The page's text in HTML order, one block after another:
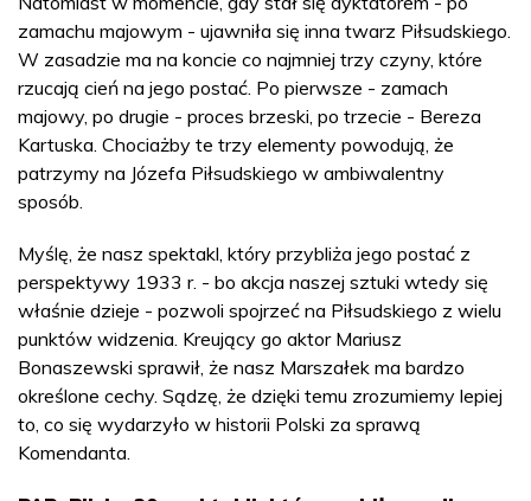
zamachu majowym - ujawniła się inna twarz Piłsudskiego.
W zasadzie ma na koncie co najmniej trzy czyny, które
rzucają cień na jego postać. Po pierwsze - zamach
majowy, po drugie - proces brzeski, po trzecie - Bereza
Kartuska. Chociażby te trzy elementy powodują, że
patrzymy na Józefa Piłsudskiego w ambiwalentny
sposób.
Myślę, że nasz spektakl, który przybliża jego postać z
perspektywy 1933 r. - bo akcja naszej sztuki wtedy się
właśnie dzieje - pozwoli spojrzeć na Piłsudskiego z wielu
punktów widzenia. Kreujący go aktor Mariusz
Bonaszewski sprawił, że nasz Marszałek ma bardzo
określone cechy. Sądzę, że dzięki temu zrozumiemy lepiej
to, co się wydarzyło w historii Polski za sprawą
Komendanta.